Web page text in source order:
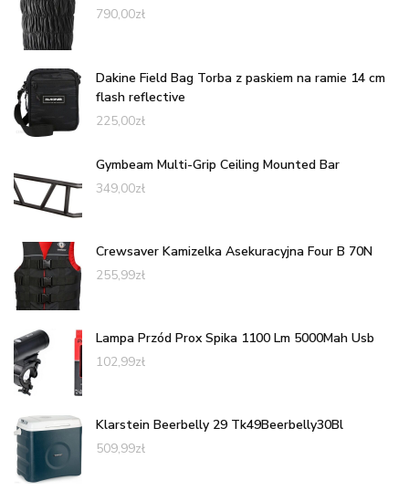
790,00zł
Dakine Field Bag Torba z paskiem na ramie 14 cm
flash reflective
225,00zł
Gymbeam Multi-Grip Ceiling Mounted Bar
349,00zł
Crewsaver Kamizelka Asekuracyjna Four B 70N
255,99zł
Lampa Przód Prox Spika 1100 Lm 5000Mah Usb
102,99zł
Klarstein Beerbelly 29 Tk49Beerbelly30Bl
509,99zł